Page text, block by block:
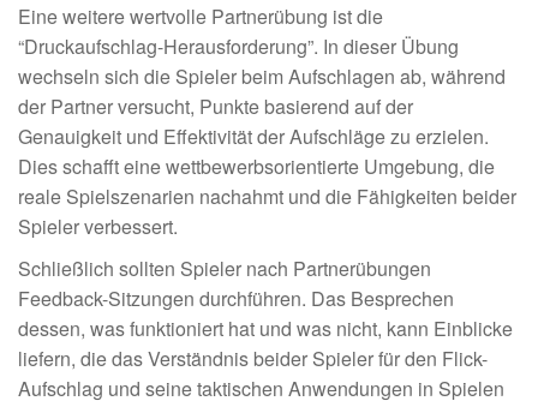
Eine weitere wertvolle Partnerübung ist die
“Druckaufschlag-Herausforderung”. In dieser Übung
wechseln sich die Spieler beim Aufschlagen ab, während
der Partner versucht, Punkte basierend auf der
Genauigkeit und Effektivität der Aufschläge zu erzielen.
Dies schafft eine wettbewerbsorientierte Umgebung, die
reale Spielszenarien nachahmt und die Fähigkeiten beider
Spieler verbessert.
Schließlich sollten Spieler nach Partnerübungen
Feedback-Sitzungen durchführen. Das Besprechen
dessen, was funktioniert hat und was nicht, kann Einblicke
liefern, die das Verständnis beider Spieler für den Flick-
Aufschlag und seine taktischen Anwendungen in Spielen